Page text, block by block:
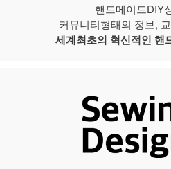
핸드메이드DIY
커뮤니티형태의 정보,
세계최초의 혁신적인 핸